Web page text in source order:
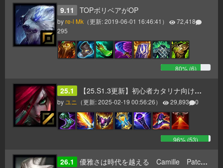
9.11 TOPボリベアがOP
byre-l Mk （更新:2019-06-01 16:46:41 ）
72,418
295
80% (6)
25.1 【25.S1.3更新】初心者カタリナ向け最新ビルドガイド！
by ユニ （更新:2025-02-19 00:56:26） 29,893 0
96% (53)
26.1 優雅さは時代を越える Camille Patch26.1～